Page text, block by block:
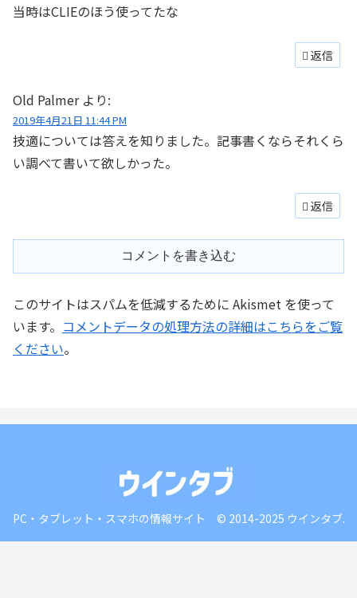
当時はCLIEのほう使ってたな
返信
Old Palmer より:
2019年4月21日 11:44 PM
技適については答えを知りました。記事書くならそれくら
い調べて書いて欲しかった。
返信
コメントを書き込む
このサイトはスパムを低減するために Akismet を使って
います。 コメントデータの処理方法の詳細はこちらをご覧
ください。
PC・タブレット・スマホの情報サイト © 2014-2025 ウインタブ.